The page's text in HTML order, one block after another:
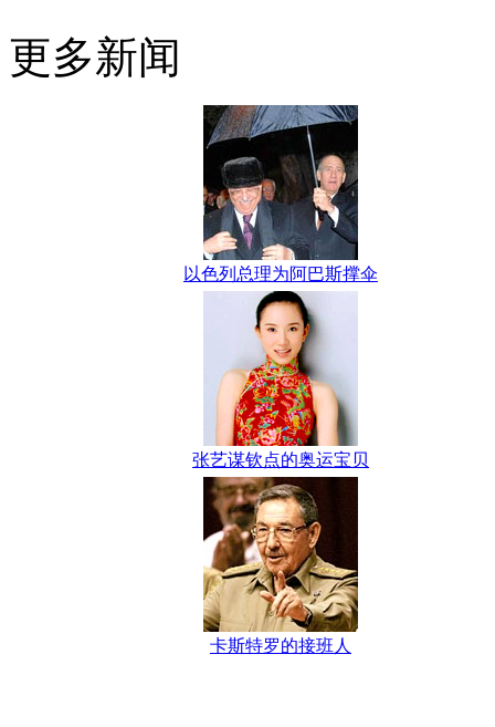
更多新闻
以色列总理为阿巴斯撑伞
张艺谋钦点的奥运宝贝
卡斯特罗的接班人